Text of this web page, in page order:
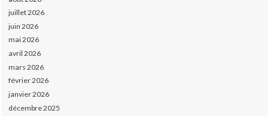
juillet 2026
juin 2026
mai 2026
avril 2026
mars 2026
février 2026
janvier 2026
décembre 2025